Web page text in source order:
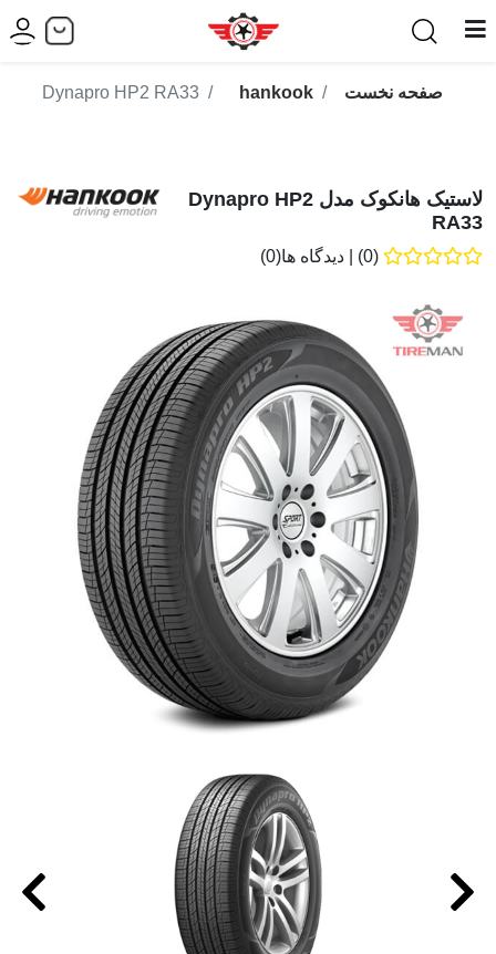
صفحه نخست hankook
Dynapro HP2 RA33
لاستیک هانکوک مدل Dynapro HP2
RA33
(0) دیدگاه ها(0)